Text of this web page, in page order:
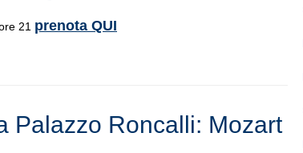
21 prenota QUI
Palazzo Roncalli: Mozart